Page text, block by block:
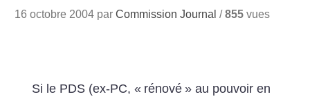
16 octobre 2004 parCommission Journal /855 vues
Si le PDS (ex-PC, « rénové » au pouvoir en